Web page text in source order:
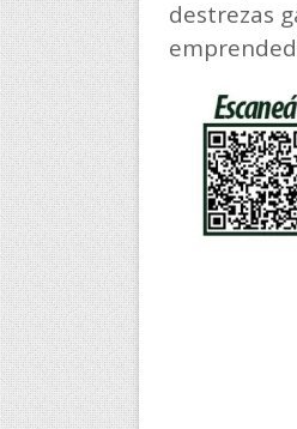
destrezas